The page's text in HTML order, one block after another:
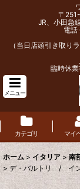
〒
JR、小田急
電
（当日店頭引き取り
臨時休業
メニュー
カテゴリ マイ
ホーム > イタリア > 南
> デ・バルトリ / イ